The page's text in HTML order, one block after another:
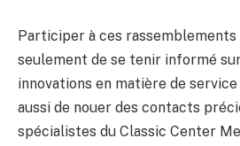
Participer à ces
seulement de se tenir informé
innovations en matière de
aussi de nouer des contacts
spécialistes du Classic Center